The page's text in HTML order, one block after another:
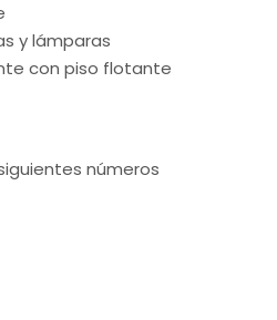
y lámparas
con piso flotante
números